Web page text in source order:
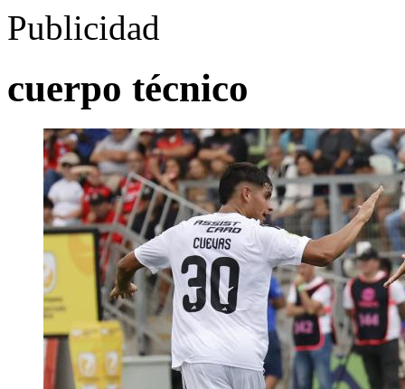
Publicidad
cuerpo técnico